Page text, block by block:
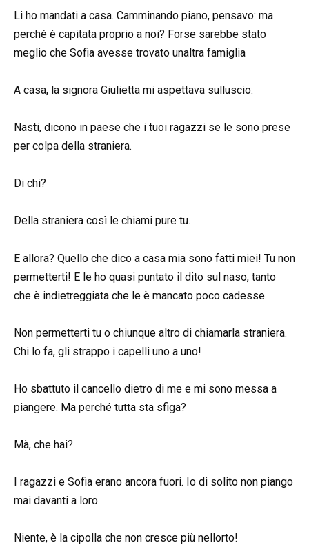
Li ho mandati a casa. Camminando piano, pensavo: ma
perché è capitata proprio a noi? Forse sarebbe stato
meglio che Sofia avesse trovato unaltra famiglia
A casa, la signora Giulietta mi aspettava sulluscio:
Nasti, dicono in paese che i tuoi ragazzi se le sono prese
per colpa della straniera.
Di chi?
Della straniera così le chiami pure tu.
E allora? Quello che dico a casa mia sono fatti miei! Tu non
permetterti! E le ho quasi puntato il dito sul naso, tanto
che è indietreggiata che le è mancato poco cadesse.
Non permetterti tu o chiunque altro di chiamarla straniera.
Chi lo fa, gli strappo i capelli uno a uno!
Ho sbattuto il cancello dietro di me e mi sono messa a
piangere. Ma perché tutta sta sfiga?
Mà, che hai?
I ragazzi e Sofia erano ancora fuori. Io di solito non piango
mai davanti a loro.
Niente, è la cipolla che non cresce più nellorto!